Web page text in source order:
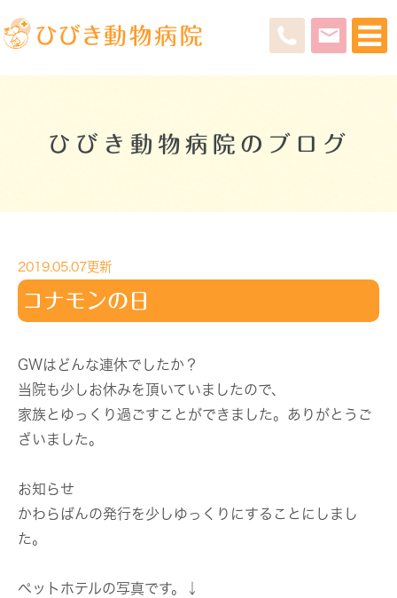
ひびき動物病院のブログ
2019.05.07更新
コナモンの日
GWはどんな連休でしたか？
当院も少しお休みを頂いていましたので、
家族とゆっくり過ごすことができました。ありがとうご
ざいました。
お知らせ
かわらばんの発行を少しゆっくりにすることにしまし
た。
ペットホテルの写真です。↓